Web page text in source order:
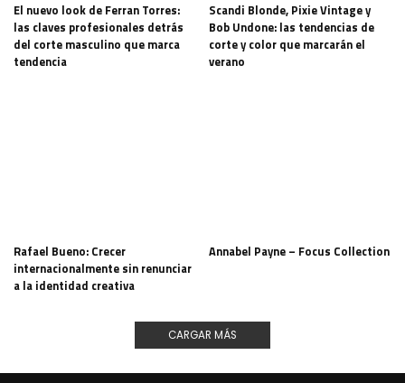
El nuevo look de Ferran Torres:
las claves profesionales detrás
del corte masculino que marca
tendencia
Scandi Blonde, Pixie Vintage y
Bob Undone: las tendencias de
corte y color que marcarán el
verano
Rafael Bueno: Crecer
internacionalmente sin renunciar
a la identidad creativa
Annabel Payne – Focus Collection
CARGAR MÁS